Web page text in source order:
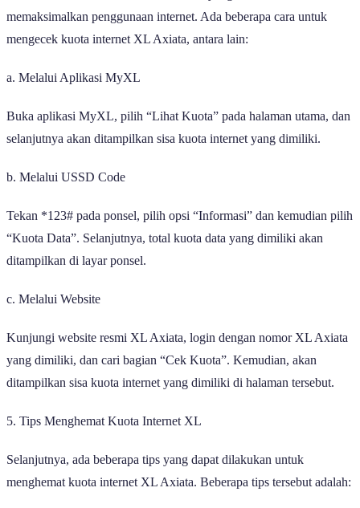
memaksimalkan penggunaan internet. Ada beberapa cara untuk
mengecek kuota internet XL Axiata, antara lain:
a. Melalui Aplikasi MyXL
Buka aplikasi MyXL, pilih “Lihat Kuota” pada halaman utama, dan
selanjutnya akan ditampilkan sisa kuota internet yang dimiliki.
b. Melalui USSD Code
Tekan *123# pada ponsel, pilih opsi “Informasi” dan kemudian pilih
“Kuota Data”. Selanjutnya, total kuota data yang dimiliki akan
ditampilkan di layar ponsel.
c. Melalui Website
Kunjungi website resmi XL Axiata, login dengan nomor XL Axiata
yang dimiliki, dan cari bagian “Cek Kuota”. Kemudian, akan
ditampilkan sisa kuota internet yang dimiliki di halaman tersebut.
5. Tips Menghemat Kuota Internet XL
Selanjutnya, ada beberapa tips yang dapat dilakukan untuk
menghemat kuota internet XL Axiata. Beberapa tips tersebut adalah: